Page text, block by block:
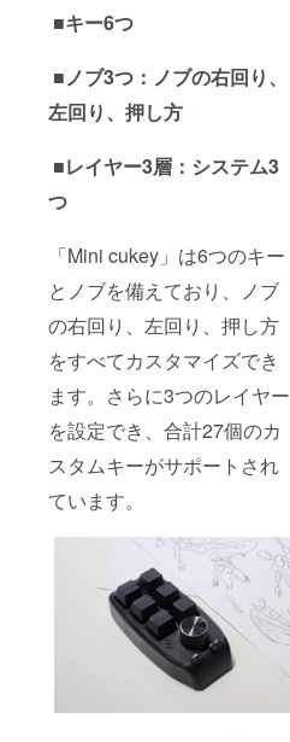
■キー6つ
■ノブ3つ：ノブの右回り、
左回り、押し方
■レイヤー3層：システム3
つ
「Mini cukey」は6つのキー
とノブを備えており、ノブ
の右回り、左回り、押し方
をすべてカスタマイズでき
ます。さらに3つのレイヤー
を設定でき、合計27個のカ
スタムキーがサポートされ
ています。